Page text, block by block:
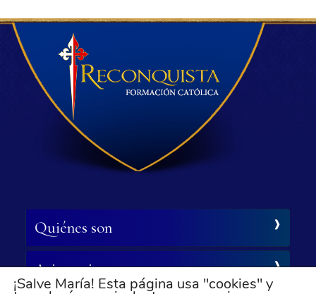
Quiénes son
Asistencia
¡Salve María! Esta página usa "cookies" y